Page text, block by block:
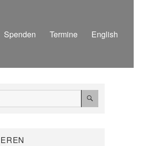
Spenden Termine English